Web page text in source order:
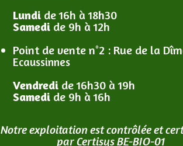
Lundi de 16h à 18h30
Samedi de 9h à 12h
Point de vente n°2 : Rue de la
Ecaussinnes
Vendredi de 16h30 à 19h
Samedi de 9h à 16h
Notre exploitation est contrôlée et
par Certisys BE-BIO-01